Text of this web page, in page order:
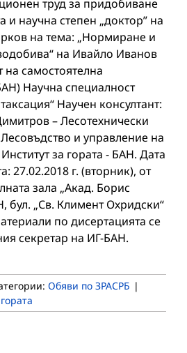
труд за придобиване
и научна степен „доктор” на
на тема: „Нормиране и
на Ивайло Иванов
самостоятелна
Научна специалност
Научен консултант:
– Лесотехнически
и управление на
за гората - БАН. Дата
27.02.2018 г. (вторник), от
зала „Акад. Борис
бул. „Св. Климент Охридски“
по дисертацията се
секретар на ИГ-БАН.
Обяви по ЗРАСРБ |